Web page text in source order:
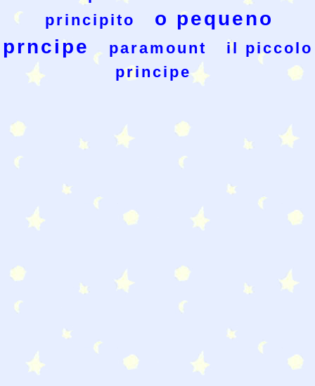
principito
o pequeno
prncipe
paramount
il piccolo
principe